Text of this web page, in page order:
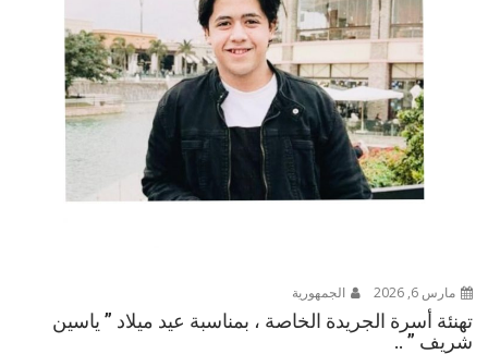
مارس 6, 2026 الجمهورية
تهنئة أسرة الجريدة الخاصة ، بمناسبة عيد ميلاد ” ياسين
شريف ” ..